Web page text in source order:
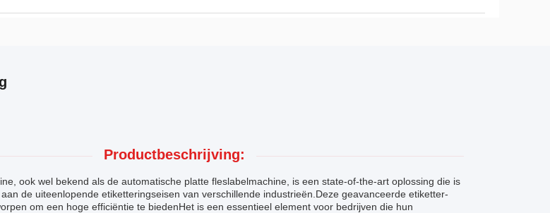
Productbeschrijving:
ook wel bekend als de automatische platte fleslabelmachine, is een state-of-the-art oplossing die is
de uiteenlopende etiketteringseisen van verschillende industrieën.Deze geavanceerde etiketter-
om een hoge efficiëntie te biedenHet is een essentieel element voor bedrijven die hun